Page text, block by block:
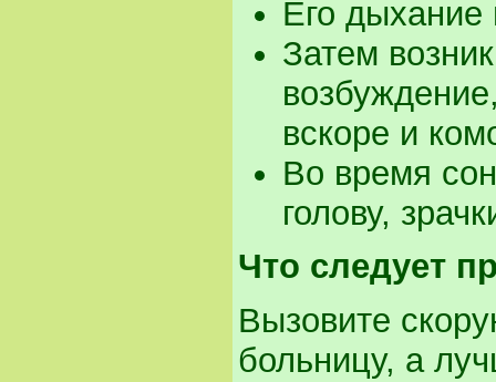
Его дыхание
Затем
вскоре и
Во время
голову,
Что следует
Вызовите
больницу, а